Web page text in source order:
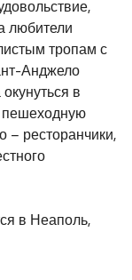
любители
тропам с
Анджело
в
пешеходную
– ресторанчики,
в Неаполь,